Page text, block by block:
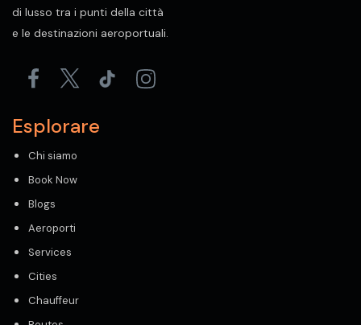
di lusso tra i punti della città
e le destinazioni aeroportuali.
Esplorare
Chi siamo
Book Now
Blogs
Aeroporti
Services
Cities
Chauffeur